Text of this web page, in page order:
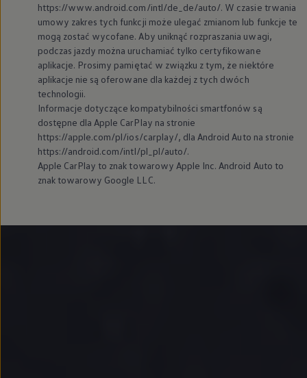
https://www.android.com/intl/de_de/auto/. W czasie trwania
umowy zakres tych funkcji może ulegać zmianom lub funkcje te
mogą zostać wycofane. Aby uniknąć rozpraszania uwagi,
podczas jazdy można uruchamiać tylko certyfikowane
aplikacje. Prosimy pamiętać w związku z tym, że niektóre
aplikacje nie są oferowane dla każdej z tych dwóch
technologii.
Informacje dotyczące kompatybilności smartfonów są
dostępne dla Apple CarPlay na stronie
https://apple.com/pl/ios/carplay/, dla Android Auto na stronie
https://android.com/intl/pl_pl/auto/.
Apple CarPlay to znak towarowy Apple Inc. Android Auto to
znak towarowy Google LLC.